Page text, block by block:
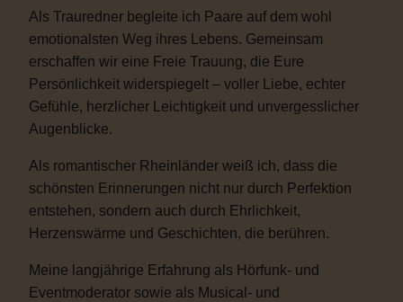
Als Trauredner begleite ich Paare auf dem wohl
emotionalsten Weg ihres Lebens. Gemeinsam
erschaffen wir eine Freie Trauung, die Eure
Persönlichkeit widerspiegelt – voller Liebe, echter
Gefühle, herzlicher Leichtigkeit und unvergesslicher
Augenblicke.
Als romantischer Rheinländer weiß ich, dass die
schönsten Erinnerungen nicht nur durch Perfektion
entstehen, sondern auch durch Ehrlichkeit,
Herzenswärme und Geschichten, die berühren.
Meine langjährige Erfahrung als Hörfunk- und
Eventmoderator sowie als Musical- und